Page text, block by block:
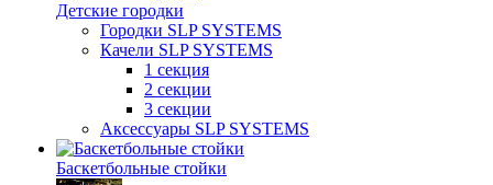
Детские городки
Городки SLP SYSTEMS
Качели SLP SYSTEMS
1 секция
2 секции
3 секции
Аксессуары SLP SYSTEMS
Баскетбольные стойки